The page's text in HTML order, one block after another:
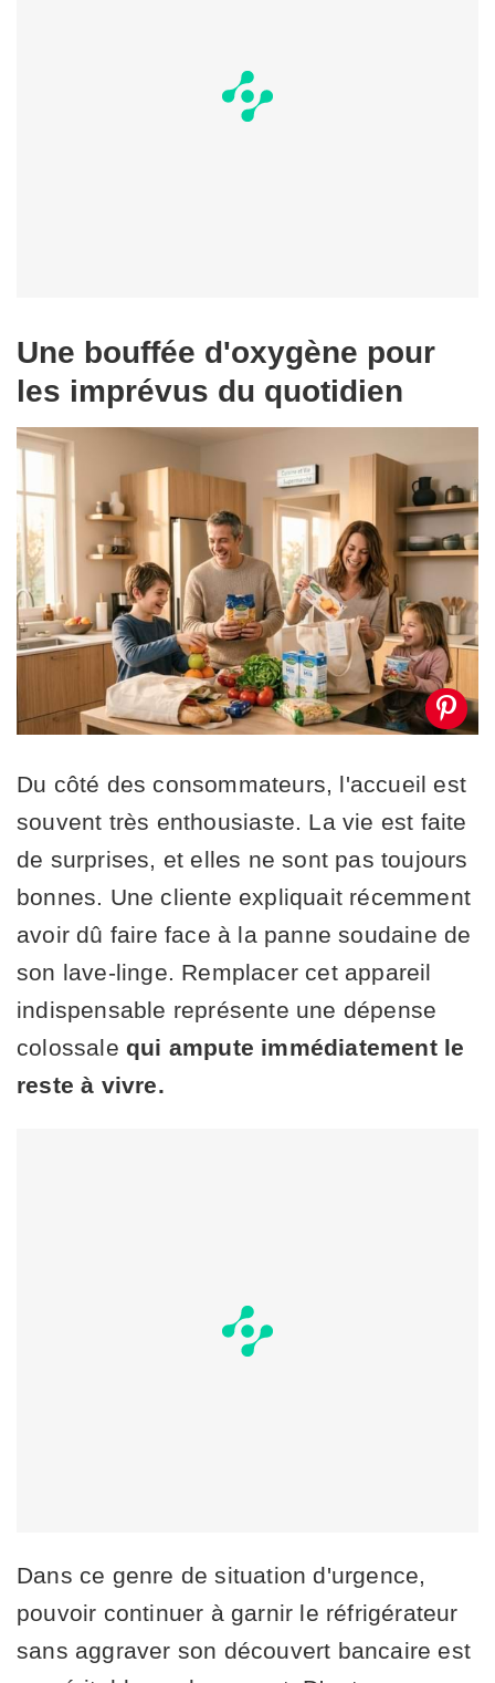
Une bouffée d'oxygène pour
les imprévus du quotidien
Du côté des consommateurs, l'accueil est
souvent très enthousiaste. La vie est faite
de surprises, et elles ne sont pas toujours
bonnes. Une cliente expliquait récemment
avoir dû faire face à la panne soudaine de
son lave-linge. Remplacer cet appareil
indispensable représente une dépense
colossale qui ampute immédiatement le
reste à vivre.
Dans ce genre de situation d'urgence,
pouvoir continuer à garnir le réfrigérateur
sans aggraver son découvert bancaire est